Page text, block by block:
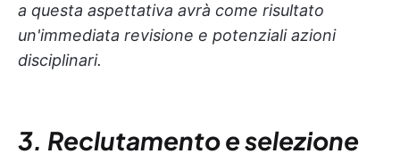
a questa aspettativa avrà come risultato
un'immediata revisione e potenziali azioni
disciplinari.
3. Reclutamento e selezione